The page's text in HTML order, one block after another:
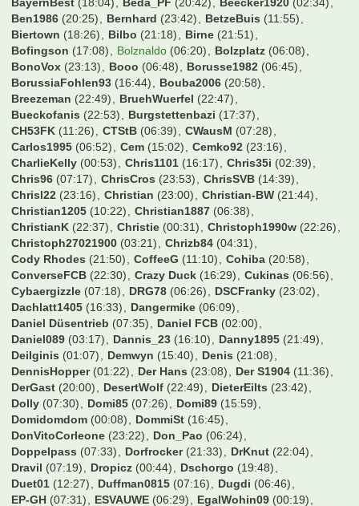
39 Antworten, 27.728 Zugriffe, Vor 18 Jahren
Wer war online?
00nils(00:27) 0711(16:37) 19Sakul96(23:25)
19joern09(18:18) 210597(10:28) 3146589 (16:46)
8Prozent(05:41) ALX(16:46) ARMINIA (22:59)
Adden(05:48) Addi2004(01:19) Aldikolonne(06:36)
Ali72(21:42) Alstadener(17:35) Andi5421(23:52)
Andiano86(07:21) Andiii(05:56) Andre4567
AndyKrB(07:31) Ani Banichkata(05:35)
Arbeitneymar(19:33) Aschi (18:39) Atze1406
Augsburger(07:34) Australier76(07:14) B-Rabbit(01:50)
BS79(07:10) BVB1989(23:54) Balakov(06:21)
Balatoni(06:40) Bambalabam(07:35) BarneyGumble(07:49)
Bastek(07:25) Bastemi(07:01) BasteyK
BastiFantasti1983 (07:34) Batzi(08:19)
BavariaFantastika
(22:09) BayernArno(07:19)
BayernBest(18:04) Beda_PF(20:42) Beecker1920
Ben1986(20:25) Bernhard (23:42) BetzeBuis(11:55)
Biertown(18:26) Bilbo(21:18) Birne(21:51)
Bofingson(17:08) Bolznaldo(06:20) Bolzplatz
BonoVox(23:13) Booo(06:48) Borusse1982
BorussiaFohlen93(16:44) Bouba2006(20:58)
Breezeman(22:49) BruehWuerfel(22:47)
Bueckofanis(22:53) Burgstettenbazi(17:37)
CH53FK(11:26) CTStB(06:39) CWausM(07:28)
Carlos1995(06:52) Cem(15:02) Cemko92(23:16)